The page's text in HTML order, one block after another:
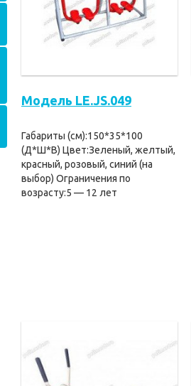
Модель LE.JS.049
Габариты (см):150*35*100
(Д*Ш*В) Цвет:Зеленый, желтый,
красный, розовый, синий (на
выбор) Ограничения по
возрасту:5 — 12 лет